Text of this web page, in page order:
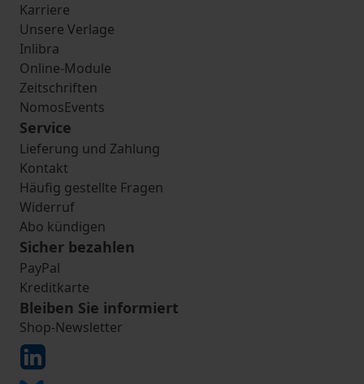
Karriere
Unsere Verlage
Inlibra
Online-Module
Zeitschriften
NomosEvents
Service
Lieferung und Zahlung
Kontakt
Häufig gestellte Fragen
Widerruf
Abo kündigen
Sicher bezahlen
PayPal
Kreditkarte
Bleiben Sie informiert
Shop-Newsletter